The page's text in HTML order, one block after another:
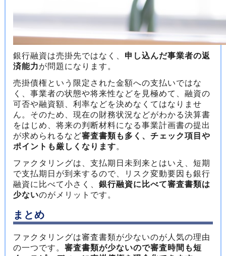
銀行融資は売掛先ではなく、 申し込んだ事業者の返
済能力が問題になります。
売掛債権という限定された金額への支払いではな
く、事業者の状態や将来性などを見極めて、融資の
可否や融資額、利率などを決めなくてはなりませ
ん。そのため、現在の財務状況などがわかる決算書
をはじめ、将来の判断材料になる事業計画書の提出
が求められるなど審査書類も多く、チェック項目や
ポイントも厳しくなります。
ファクタリングは、支払期日未到来とはいえ、短期
で支払期日が到来するので、リスク変動要因も銀行
融資に比べて小さく、 銀行融資に比べて審査書類は
少ないのがメリットです。
まとめ
ファクタリングは審査書類が少ないのが人気の理由
の一つです。 審査書類が少ないので審査時間も短